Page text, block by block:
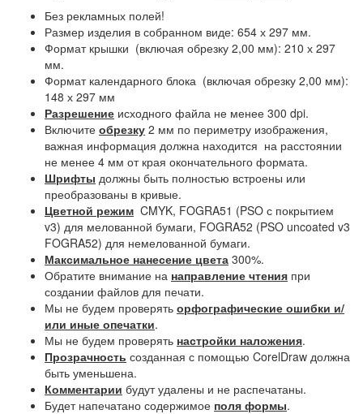
Без рекламных полей!
Размер изделия в собранном виде: 654 х 297 мм.
Формат крышки (включая обрезку 2,00 мм): 210 х 297
мм.
Формат календарного блока (включая обрезку 2,00 мм):
148 х 297 мм
Разрешение исходного файла не менее 300 dpi.
Включите обрезку 2 мм по периметру изображения,
важная информация должна находится на расстоянии
не менее 4 мм от края окончательного формата.
Шрифты должны быть полностью встроены или
преобразованы в кривые.
Цветной режим CMYK, FOGRA51 (PSO с покрытием
v3) для мелованной бумаги, FOGRA52 (PSO uncoated v3
FOGRA52) для немелованной бумаги.
Максимальное нанесение цвета 300%.
Обратите внимание на направление чтения при
создании файлов для печати.
Мы не будем проверять орфографические ошибки и/
или иные опечатки.
Мы не будем проверять настройки наложения.
Прозрачность созданная с помощью CorelDraw должна
быть уменьшена.
Комментарии будут удалены и не распечатаны.
Будет напечатано содержимое поля формы.